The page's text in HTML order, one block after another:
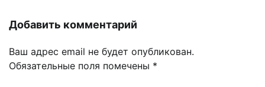
Добавить комментарий
Ваш адрес email не будет опубликован.
Обязательные поля помечены *